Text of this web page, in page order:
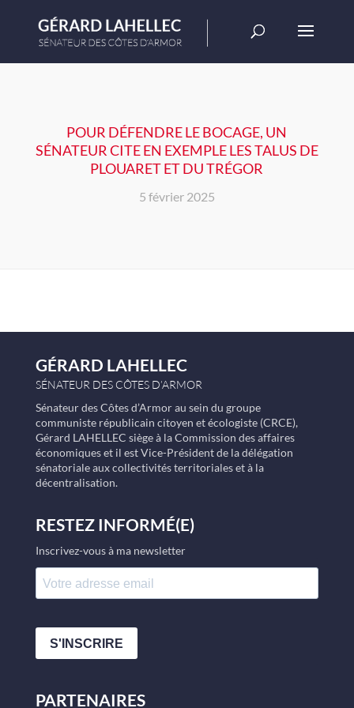
POUR DÉFENDRE LE BOCAGE, UN
SÉNATEUR CITE EN EXEMPLE LES TALUS DE
PLOUARET ET DU TRÉGOR
5 février 2025
GÉRARD LAHELLEC
SÉNATEUR DES CÔTES D’ARMOR
Sénateur des Côtes d’Armor au sein du groupe
communiste républicain citoyen et écologiste (CRCE),
Gérard LAHELLEC siège à la Commission des affaires
économiques et il est Vice-Président de la délégation
sénatoriale aux collectivités territoriales et à la
décentralisation.
RESTEZ INFORMÉ(E)
Inscrivez-vous à ma newsletter
S'INSCRIRE
PARTENAIRES